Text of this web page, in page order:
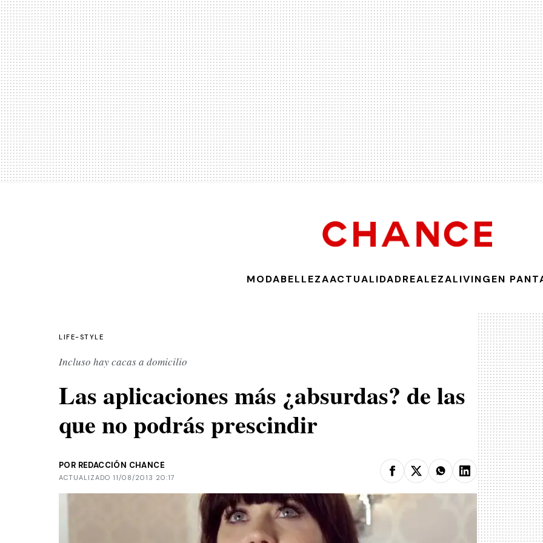
MODABELLEZAACTUALIDADREALEZALIVINGEN
LIFE-STYLE
Incluso hay cacas a domicilio
Las aplicaciones más ¿absurdas? de las
que no podrás prescindir
POR REDACCIÓN CHANCE
ACTUALIZADO 11/08/2013 20:17